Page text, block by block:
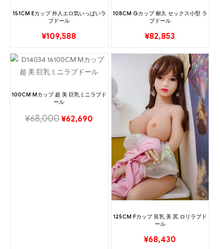
151CM Eカップ 外人エロ気いっぱいラ
ブドール
¥109,588
108CM Gカップ 耐久 セックス小型 ラ
ブドール
¥82,853
100CM Mカップ 超 美 巨乳ミニラブド
ール
¥68,000 ¥62,690
125CM Fカップ 良乳 美 尻 ロリラブド
ール
¥68,430